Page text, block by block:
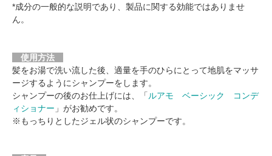
*成分の一般的な説明であり、製品に関する効能ではありませ
ん。
使用方法
髪をお湯で洗い流した後、適量を手のひらにとって地肌をマッサ
ージするようにシャンプーをします。
シャンプーの後のお仕上げには、「ルアモ ベーシック コンデ
ィショナー 」がお勧めです。
※もっちりとしたジェル状のシャンプーです。